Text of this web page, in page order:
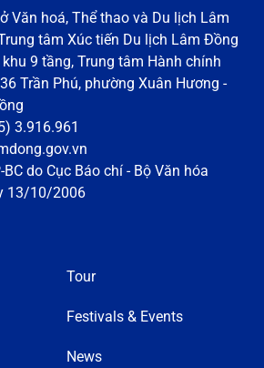
Văn hoá, Thể thao và Du lịch Lâm
tâm Xúc tiến Du lịch Lâm Đồng
9 tầng, Trung tâm Hành chính
Trần Phú, phường Xuân Hương -
3.916.961
do Cục Báo chí - Bộ Văn hóa
13/10/2006
Tour
Festivals & Events
News